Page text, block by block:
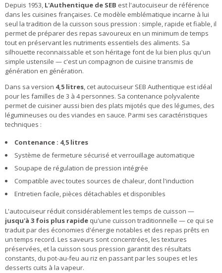
Depuis 1953, L'Authentique de SEB est l'autocuiseur de référence
dans les cuisines françaises. Ce modèle emblématique incarne à lui
seul la tradition de la cuisson sous pression : simple, rapide et fiable, il
permet de préparer des repas savoureux en un minimum de temps
tout en préservant les nutriments essentiels des aliments. Sa
silhouette reconnaissable et son héritage font de lui bien plus qu'un
simple ustensile — c'est un compagnon de cuisine transmis de
génération en génération.
Dans sa version 4,5 litres, cet autocuiseur SEB Authentique est idéal
pour les familles de 3 à 4 personnes. Sa contenance polyvalente
permet de cuisiner aussi bien des plats mijotés que des légumes, des
légumineuses ou des viandes en sauce. Parmi ses caractéristiques
techniques :
Contenance : 4,5 litres
Système de fermeture sécurisé et verrouillage automatique
Soupape de régulation de pression intégrée
Compatible avec toutes sources de chaleur, dont l'induction
Entretien facile, pièces détachables et disponibles
L'autocuiseur réduit considérablement les temps de cuisson —
jusqu'à 3 fois plus rapide qu'une cuisson traditionnelle — ce qui se
traduit par des économies d'énergie notables et des repas prêts en
un temps record. Les saveurs sont concentrées, les textures
préservées, et la cuisson sous pression garantit des résultats
constants, du pot-au-feu au riz en passant par les soupes et les
desserts cuits à la vapeur.